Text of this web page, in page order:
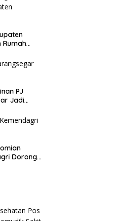
Rumah
PJ
Jadi
Dorong